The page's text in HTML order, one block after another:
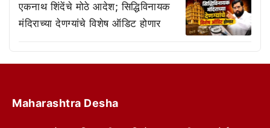
एकनाथ शिंदेंचे मोठे आदेश; सिद्धिविनायक
मंदिराच्या देणग्यांचे विशेष ऑडिट होणार
Maharashtra Desha